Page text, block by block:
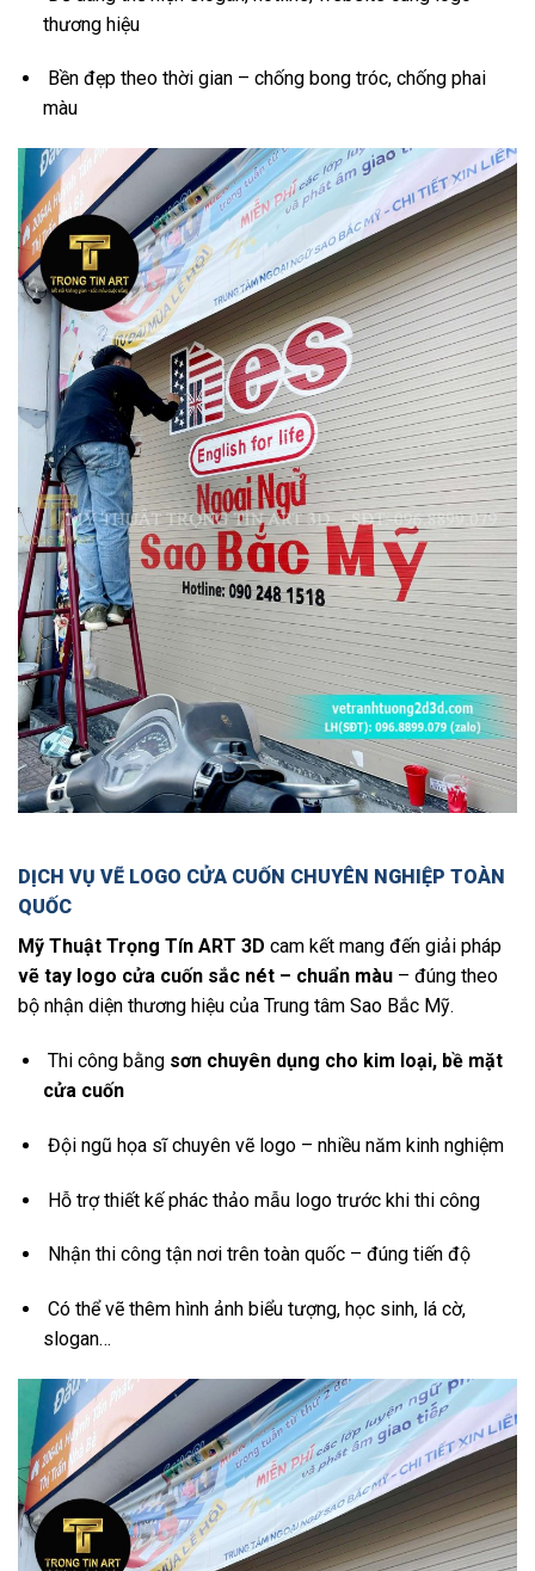
thương hiệu
Bền đẹp theo thời gian – chống bong tróc, chống phai
màu
DỊCH VỤ VẼ LOGO CỬA CUỐN CHUYÊN NGHIỆP TOÀN
QUỐC
Mỹ Thuật Trọng Tín ART 3D cam kết mang đến giải pháp
vẽ tay logo cửa cuốn sắc nét – chuẩn màu – đúng theo
bộ nhận diện thương hiệu của Trung tâm Sao Bắc Mỹ.
Thi công bằng sơn chuyên dụng cho kim loại, bề mặt
cửa cuốn
Đội ngũ họa sĩ chuyên vẽ logo – nhiều năm kinh nghiệm
Hỗ trợ thiết kế phác thảo mẫu logo trước khi thi công
Nhận thi công tận nơi trên toàn quốc – đúng tiến độ
Có thể vẽ thêm hình ảnh biểu tượng, học sinh, lá cờ,
slogan…